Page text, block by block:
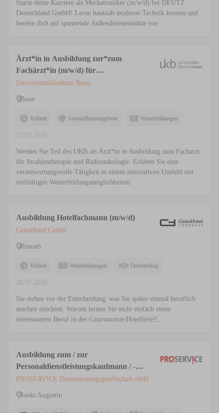
Starte deine Karriere als Mechatroniker (m/w/d) bei DEUTZ
Deutschland GmbH! Lerne hautnah moderne Technik kennen und
bereite dich auf spannende Außendiensteinsätze vor.
Ärzt*in in Ausbildung zur*zum
Fachärzt*in (m/w/d) für
Strahlentherapie und Radioonkologie
Universitätsklinikum Bonn
Bonn
Vollzeit Gesundheitsangebote Weiterbildungen
23.07.2026
Werden Sie Teil des UKB als Ärzt*in in Ausbildung zum Facharzt
für Strahlentherapie und Radioonkologie. Erleben Sie eine
verantwortungsvolle Tätigkeit in einem innovativen Umfeld mit
vielfältigen Weiterbildungsmöglichkeiten.
Ausbildung Hotelfachmann (m/w/d)
GenoHotel GmbH
Rösrath
Vollzeit Weiterbildungen Onboarding
28.07.2026
Sie stehen vor der Entscheidung, was Sie später einmal beruflich
machen möchten. Warum lernen Sie nicht einfach einen
interessanten Beruf in der Gastronomie/Hotellerie?;...
Ausbildung zum / zur
Personaldienstleistungskaufmann / -
frau (w/m/d) // Sankt Augustin
PROSERV!CE Dienstleistungsgesellschaft mbH
Sankt Augustin